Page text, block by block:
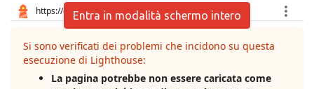
Entra in modalità schermo intero